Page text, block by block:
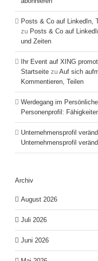
Posts & Co auf LinkedIn,
zu Posts & Co auf
und Zeiten
Ihr Event auf XING
Startseite zu Auf sich
Kommentieren, Teilen
Werdegang im
Personenprofil:
Unternehmensprofil
Unternehmensprofil
Archiv
August 2026
Juli 2026
Juni 2026